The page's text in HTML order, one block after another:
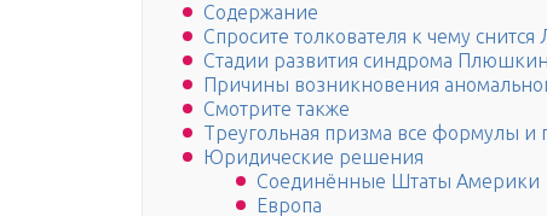
Содержание
Спросите толкователя к чему
Стадии развития синдрома
Причины возникновения
Смотрите также
Треугольная призма все формулы и
Юридические решения
Соединённые Штаты Америки
Европа